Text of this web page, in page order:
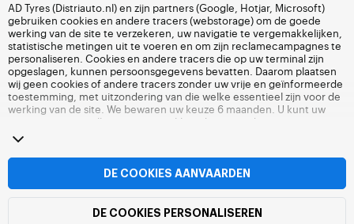
AD Tyres (Distriauto.nl) en zijn partners (Google, Hotjar, Microsoft)
gebruiken cookies en andere tracers (webstorage) om de goede
werking van de site te verzekeren, uw navigatie te vergemakkelijken,
statistische metingen uit te voeren en om zijn reclamecampagnes te
personaliseren. Cookies en andere tracers die op uw terminal zijn
opgeslagen, kunnen persoonsgegevens bevatten. Daarom plaatsen
wij geen cookies of andere tracers zonder uw vrije en geïnformeerde
toestemming, met uitzondering van die welke essentieel zijn voor de
werking van de site. We bewaren uw keuze 6 maanden. U kunt uw
toestemming op elk moment intrekken door naar de pagina over
cookies en andere tracers
surfen zonder het deponeren van cookies of andere tracers te
aanvaarden. Weigering verhindert de toegang tot diensten niet
Distriauto.nl. Voor meer informatie,bezoek de cookies en andere
tracers
DE COOKIES AANVAARDEN
DE COOKIES PERSONALISEREN